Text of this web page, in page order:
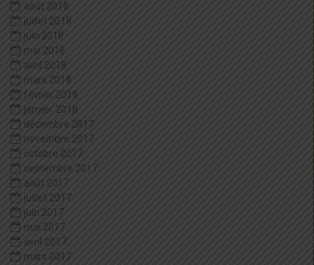
août 2018
juillet 2018
juin 2018
mai 2018
avril 2018
mars 2018
février 2018
janvier 2018
décembre 2017
novembre 2017
octobre 2017
septembre 2017
août 2017
juillet 2017
juin 2017
mai 2017
avril 2017
mars 2017